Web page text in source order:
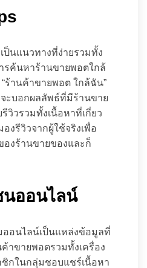
ป็นแนวทางที่ง่ายรวมทั้ง
รค้นหาร้านขายพอตใกล้
ร้านค้าขายพอต ใกล้ฉัน”
ะบอกผลลัพธ์ที่มีร้านขาย
วิวรวมทั้งเนื้อหาที่เกี่ยว
งรีวิวจากผู้ใช้จริงเพื่อ
งร้านขายของและก็
ออนไลน์
อนไลน์เป็นแหล่งข้อมูลที่
าขายพอตรวมทั้งเครื่อง
ชิกในกลุ่มชอบแชร์เนื้อหา